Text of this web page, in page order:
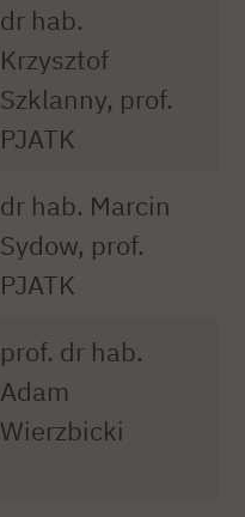
dr hab.
Krzysztof
Szklanny, prof.
PJATK
dr hab. Marcin
Sydow, prof.
PJATK
prof. dr hab.
Adam
Wierzbicki